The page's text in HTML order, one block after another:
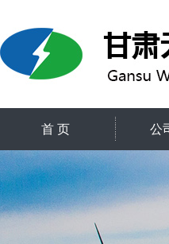
首 页 公